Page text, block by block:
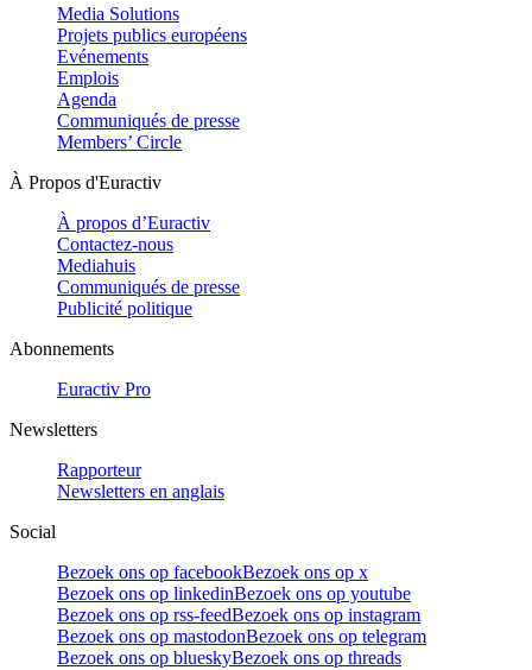
Media Solutions
Projets publics européens
Evénements
Emplois
Agenda
Communiqués de presse
Members’ Circle
À Propos d'Euractiv
À propos d’Euractiv
Contactez-nous
Mediahuis
Communiqués de presse
Publicité politique
Abonnements
Euractiv Pro
Newsletters
Rapporteur
Newsletters en anglais
Social
Bezoek ons op facebookBezoek ons op x
Bezoek ons op linkedinBezoek ons op youtube
Bezoek ons op rss-feedBezoek ons op instagram
Bezoek ons op mastodonBezoek ons op telegram
Bezoek ons op blueskyBezoek ons op threads